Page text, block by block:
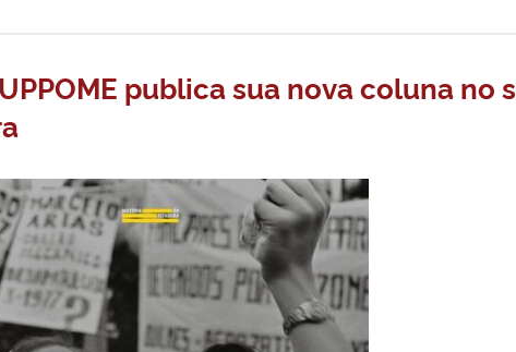
publica sua nova coluna no